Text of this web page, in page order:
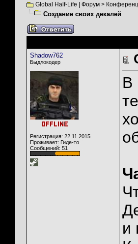
Global Half-Life | Форум >
Создание своих декалей
Shadow762
Быдлокодер
Регистрация: 22.11.2015
Проживает: Гиде-то
Сообщений: 51
В
и